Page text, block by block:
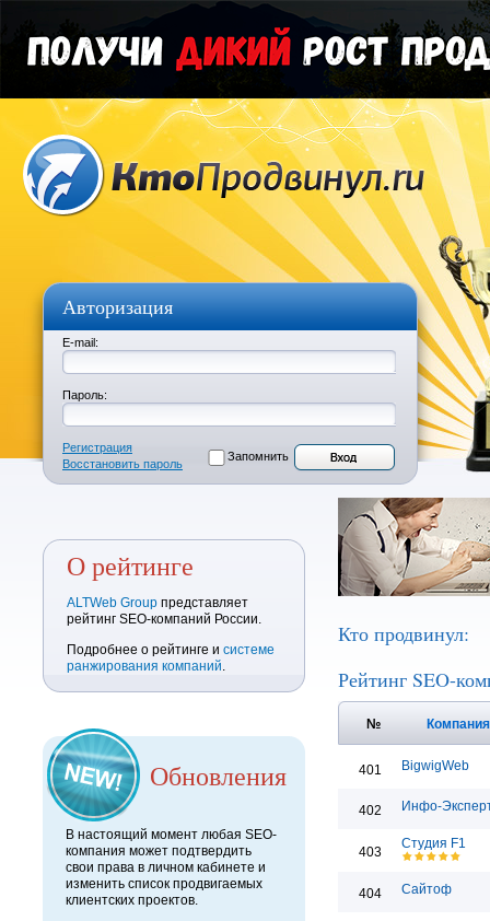
Авторизация
E-mail:
Пароль:
Регистрация
Восстановить пароль
Запомнить
О рейтинге
ALTWeb Group представляет
рейтинг SEO-компаний России.
Подробнее о рейтинге и системе
ранжирования компаний.
Обновления
В настоящий момент любая SEO-
компания может подтвердить
свои права в личном кабинете и
изменить список продвигаемых
клиентских проектов.
Кто продвинул:
Рейтинг SEO-
№
401 BigwigWeb
402 Инфо-
403
Студия F1
404 Сайтоф